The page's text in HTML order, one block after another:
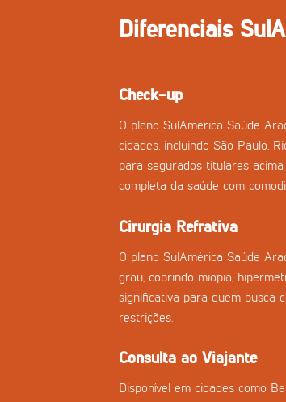
Diferenciais
Check-up
O plano SulAmérica Saúde
cidades, incluindo São Paulo,
para segurados titulares
completa da saúde com
Cirurgia Refrativa
O plano SulAmérica Saúde
grau, cobrindo miopia,
significativa para quem busca
restrições.
Consulta ao Viajante
Disponível em cidades como